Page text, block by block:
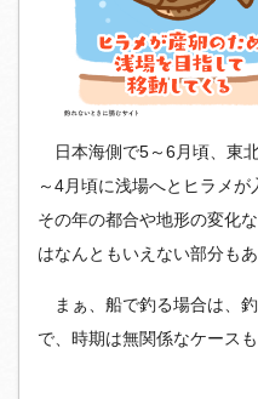
日本海側で5～6月頃、東
～4月頃に浅場へとヒラメが
その年の都合や地形の変化
はなんともいえない部分もあ
まぁ、船で釣る場合は、
で、時期は無関係なケース